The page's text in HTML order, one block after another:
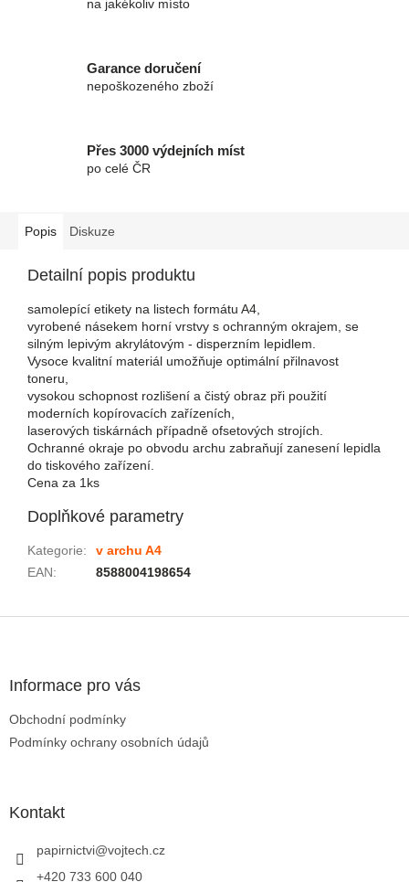
na jakékoliv místo
Garance doručení
nepoškozeného zboží
Přes 3000 výdejních míst
po celé ČR
Popis Diskuze
Detailní popis produktu
samolepící etikety na listech formátu A4,
vyrobené násekem horní vrstvy s ochranným okrajem, se
silným lepivým akrylátovým - disperzním lepidlem.
Vysoce kvalitní materiál umožňuje optimální přilnavost
toneru,
vysokou schopnost rozlišení a čistý obraz při použití
moderních kopírovacích zařízeních,
laserových tiskárnách případně ofsetových strojích.
Ochranné okraje po obvodu archu zabraňují zanesení lepidla
do tiskového zařízení.
Cena za 1ks
Doplňkové parametry
Kategorie:
v archu A4
EAN: 8588004198654
Informace pro vás
Obchodní podmínky
Podmínky ochrany osobních údajů
Kontakt
papirnictvi@vojtech.cz
+420 733 600 040